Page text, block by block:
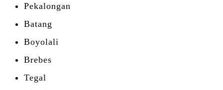
Pekalongan
Batang
Boyolali
Brebes
Tegal